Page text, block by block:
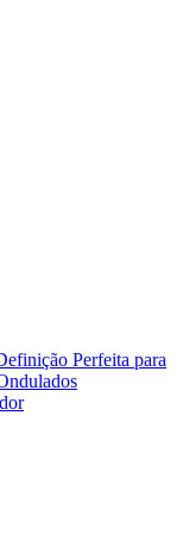
Perfeita para